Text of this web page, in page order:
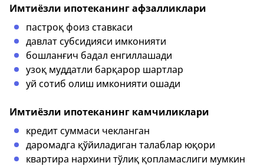
Имтиёзли ипотеканинг афзалликлари
пастроқ фоиз ставкаси
давлат субсидияси имконияти
бошланғич бадал енгиллашади
узоқ муддатли барқарор шартлар
уй сотиб олиш имконияти ошади
Имтиёзли ипотеканинг камчиликлари
кредит суммаси чекланган
даромадга қўйиладиган талаблар юқори
квартира нархини тўлиқ қопламаслиги мумкин